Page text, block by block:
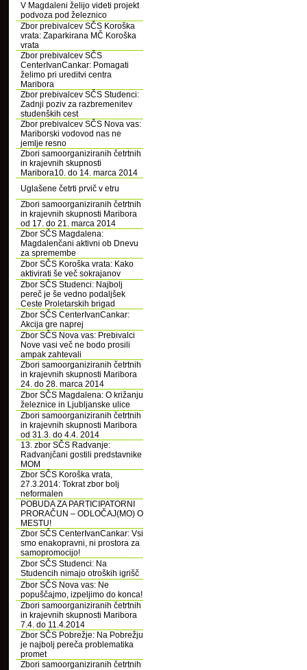
V Magdaleni želijo videti projekt
podvoza pod železnico
Zbor prebivalcev SČS Koroška
vrata: Zaparkirana MČ Koroška
vrata
Zbor prebivalcev SČS
CenterIvanCankar: Pomagati
želimo pri ureditvi centra
Maribora
Zbor prebivalcev SČS Studenci:
Zadnji poziv za razbremenitev
studenških cest
Zbor prebivalcev SČS Nova vas:
Mariborski vodovod nas ne
jemlje resno
Zbori samoorganiziranih četrtnih
in krajevnih skupnosti
Maribora10. do 14. marca 2014
Uglašene četrti prvič v etru
Zbori samoorganiziranih četrtnih
in krajevnih skupnosti Maribora
od 17. do 21. marca 2014
Zbor SČS Magdalena:
Magdalenčani aktivni ob Dnevu
za spremembe
Zbor SČS Koroška vrata: Kako
aktivirati še več sokrajanov
Zbor SČS Studenci: Najbolj
pereč je še vedno podaljšek
Ceste Proletarskih brigad
Zbor SČS CenterIvanCankar:
Akcija gre naprej
Zbor SČS Nova vas: Prebivalci
Nove vasi več ne bodo prosili
ampak zahtevali
Zbori samoorganiziranih četrtnih
in krajevnih skupnosti Maribora
24. do 28. marca 2014
Zbor SČS Magdalena: O križanju
železnice in Ljubljanske ulice
Zbori samoorganiziranih četrtnih
in krajevnih skupnosti Maribora
od 31.3. do 4.4. 2014
13. zbor SČS Radvanje:
Radvanjčani gostili predstavnike
MOM
Zbor SČS Koroška vrata,
27.3.2014: Tokrat zbor bolj
neformalen
POBUDA ZA PARTICIPATORNI
PRORAČUN – ODLOČAJ(MO) O
MESTU!
Zbor SČS CenterIvanCankar: Vsi
smo enakopravni, ni prostora za
samopromocijo!
Zbor SČS Studenci: Na
Studencih nimajo otroških igrišč
Zbor SČS Nova vas: Ne
popuščajmo, izpeljimo do konca!
Zbori samoorganiziranih četrtnih
in krajevnih skupnosti Maribora
7.4. do 11.4.2014
Zbor SČS Pobrežje: Na Pobrežju
je najbolj pereča problematika
promet
Zbori samoorganiziranih četrtnih